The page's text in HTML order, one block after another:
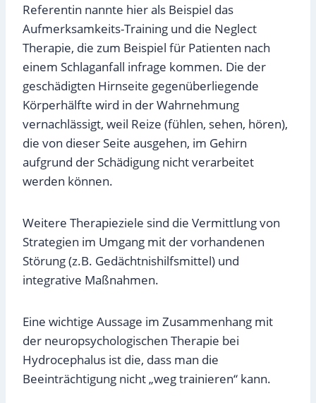
Referentin nannte hier als Beispiel das
Aufmerksamkeits-Training und die Neglect
Therapie, die zum Beispiel für Patienten nach
einem Schlaganfall infrage kommen. Die der
geschädigten Hirnseite gegenüberliegende
Körperhälfte wird in der Wahrnehmung
vernachlässigt, weil Reize (fühlen, sehen, hören),
die von dieser Seite ausgehen, im Gehirn
aufgrund der Schädigung nicht verarbeitet
werden können.
Weitere Therapieziele sind die Vermittlung von
Strategien im Umgang mit der vorhandenen
Störung (z.B. Gedächtnishilfsmittel) und
integrative Maßnahmen.
Eine wichtige Aussage im Zusammenhang mit
der neuropsychologischen Therapie bei
Hydrocephalus ist die, dass man die
Beeinträchtigung nicht „weg trainieren“ kann.